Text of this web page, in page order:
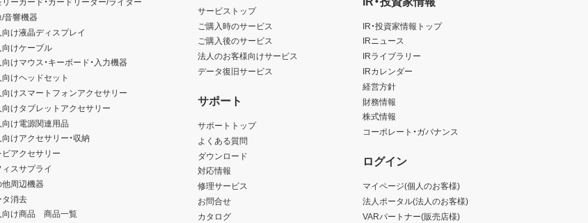
音響機器
け液晶ディスプレイ
けケーブル
けマウス・キーボード・入力機器
けヘッドセット
けスマートフォンアクセサリー
けタブレットアクセサリー
け電源関連用品
けアクセサリー・収納
ビアクセサリー
ィスサプライ
他周辺機器
消去
向け商品 商品一覧
サービストップ
ご購入時のサービス
ご購入後のサービス
法人のお客様向けサービス
データ復旧サービス
サポート
サポートトップ
よくある質問
ダウンロード
対応情報
修理サービス
お問合せ
カタログ
IR・投資家情報トップ
IRニュース
IRライブラリー
IRカレンダー
経営方針
財務情報
株式情報
コーポレート・ガバナンス
ログイン
マイページ(個人のお客様)
法人ポータル(法人のお客様)
VARパートナー(販売店様)